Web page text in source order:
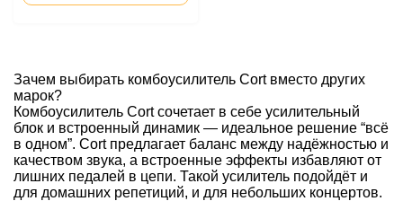
Зачем выбирать комбоусилитель Cort вместо других
марок?
Комбоусилитель Cort сочетает в себе усилительный
блок и встроенный динамик ― идеальное решение “всё
в одном”. Cort предлагает баланс между надёжностью и
качеством звука, а встроенные эффекты избавляют от
лишних педалей в цепи. Такой усилитель подойдёт и
для домашних репетиций, и для небольших концертов.